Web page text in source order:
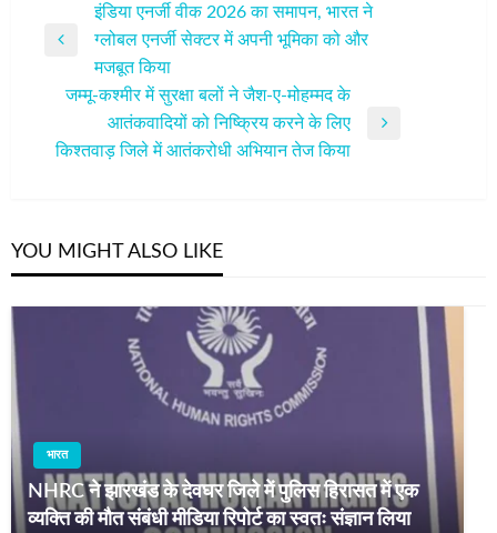
नेविगेशन
इंडिया एनर्जी वीक 2026 का समापन, भारत ने
ग्लोबल एनर्जी सेक्टर में अपनी भूमिका को और
मजबूत किया
जम्‍मू-कश्‍मीर में सुरक्षा बलों ने जैश-ए-मोहम्मद के
आतंकवादियों को निष्क्रिय करने के लिए
किश्तवाड़ जिले में आतंकरोधी अभियान तेज किया
YOU MIGHT ALSO LIKE
भारत
NHRC ने झारखंड के देवघर जिले में पुलिस हिरासत में एक
व्यक्ति की मौत संबंधी मीडिया रिपोर्ट का स्वतः संज्ञान लिया